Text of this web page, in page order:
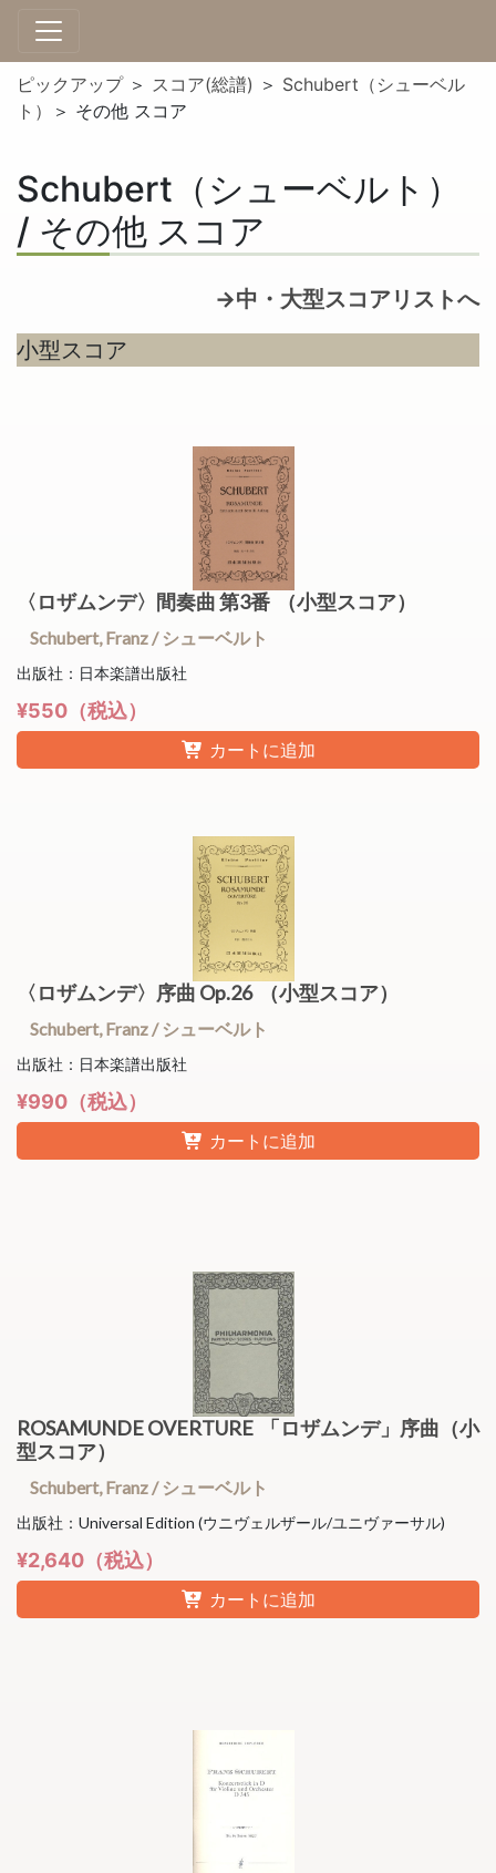
ピックアップ ＞ スコア(総譜) ＞ Schubert（シューベル
ト）
＞ その他 スコア
Schubert（シューベルト）
/ その他 スコア
→中・大型スコアリストへ
小型スコア
〈ロザムンデ〉間奏曲 第3番 （小型スコア）
Schubert, Franz / シューベルト
出版社：日本楽譜出版社
¥550（税込）
カートに追加
〈ロザムンデ〉序曲 Op.26 （小型スコア）
Schubert, Franz / シューベルト
出版社：日本楽譜出版社
¥990（税込）
カートに追加
ROSAMUNDE OVERTURE 「ロザムンデ」序曲（小
型スコア）
Schubert, Franz / シューベルト
出版社：Universal Edition (ウニヴェルザール/ユニヴァーサル)
¥2,640（税込）
カートに追加